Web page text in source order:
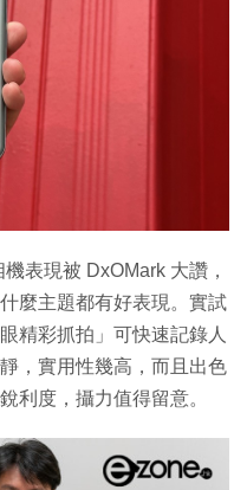
表現被 DxOMark 大讚，
麼主題都有好表現。實試
精彩抓拍」可快速記錄人
，實用性幾高，而且出色
利度，攝力值得留意。